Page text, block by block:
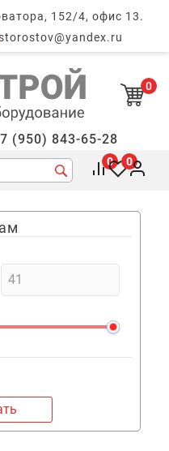
152/4, офис 13.
0
(950) 843-65-28
0 0